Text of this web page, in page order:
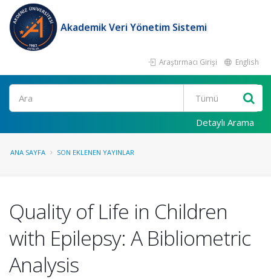
Akademik Veri Yönetim Sistemi
Araştırmacı Girişi English
Ara
Detaylı Arama
ANA SAYFA SON EKLENEN YAYINLAR
Quality of Life in Children
with Epilepsy: A Bibliometric
Analysis